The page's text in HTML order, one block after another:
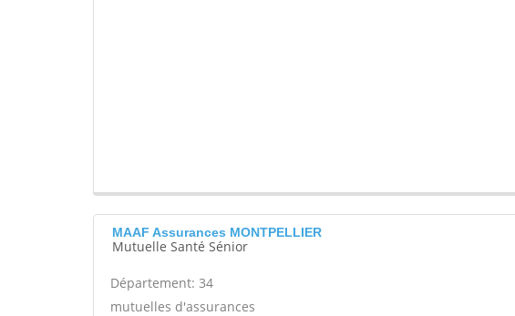
MAAF Assurances MONTPELLIER
Mutuelle Santé Sénior
Département: 34
mutuelles d'assurances